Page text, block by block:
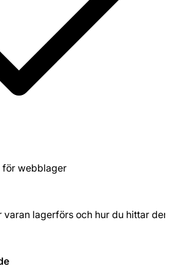
webblager
lagerförs och hur du hittar den.